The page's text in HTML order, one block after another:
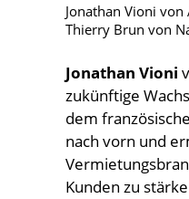
Jonathan Vioni
Thierry Brun von
Jonathan Vioni
zukünftige
dem
nach vorn und
Kunden zu